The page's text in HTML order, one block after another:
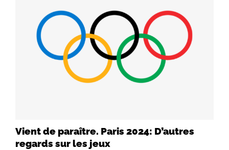
Vient de paraître. Paris 2024: D’autres
regards sur les jeux